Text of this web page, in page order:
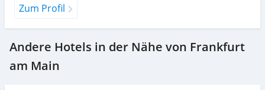
Zum Profil
Andere Hotels in der Nähe von Frankfurt
am Main